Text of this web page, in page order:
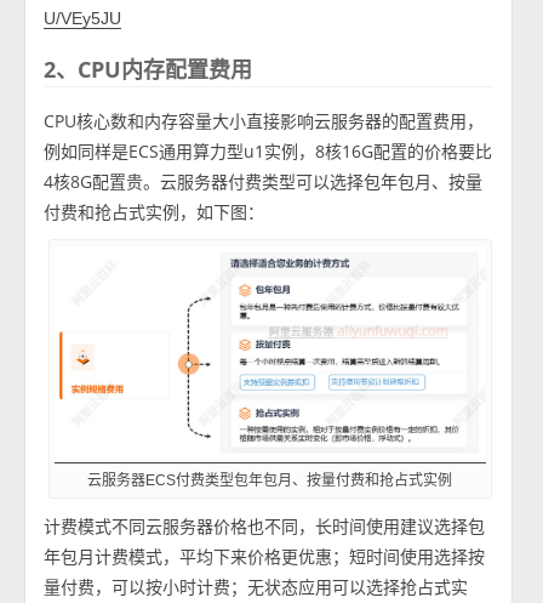
U/VEy5JU
2、CPU内存配置费用
CPU核心数和内存容量大小直接影响云服务器的配置费用，
例如同样是ECS通用算力型u1实例，8核16G配置的价格要比
4核8G配置贵。云服务器付费类型可以选择包年包月、按量
付费和抢占式实例，如下图：
云服务器ECS付费类型包年包月、按量付费和抢占式实例
计费模式不同云服务器价格也不同，长时间使用建议选择包
年包月计费模式，平均下来价格更优惠；短时间使用选择按
量付费，可以按小时计费；无状态应用可以选择抢占式实